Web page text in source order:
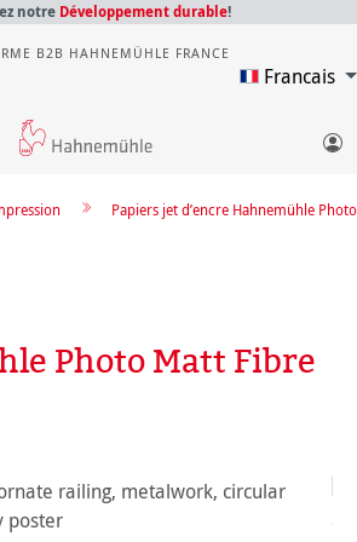
notre Développement durable!
B2B HAHNEMÜHLE FRANCE
Francais
Papiers jet d’encre Hahnemühle Photo
Photo Matt Fibre